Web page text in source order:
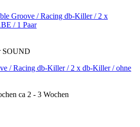
SOUND
/ Racing db-Killer / 2 x db-Killer / ohne
ca 2 - 3 Wochen